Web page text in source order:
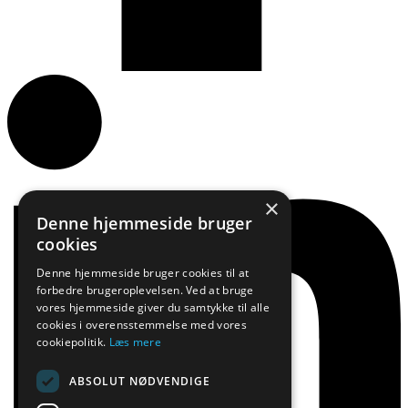
×
Denne hjemmeside bruger
cookies
Denne hjemmeside bruger cookies til at
forbedre brugeroplevelsen. Ved at bruge
vores hjemmeside giver du samtykke til alle
cookies i overensstemmelse med vores
cookiepolitik. Læs mere
ABSOLUT NØDVENDIGE